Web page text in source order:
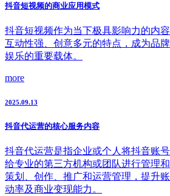
抖音短视频的商业应用模式
抖音短视频作为当下极具影响力的内
互动性强、创意多元的特点，成为品
娱乐的重要载体。
more
2025.09.13
抖音代运营的核心服务内容
抖音代运营是指企业或个人将抖音账
给专业的第三方机构或团队进行管理
策划、创作、推广和运营管理，提升
动率及商业变现能力。